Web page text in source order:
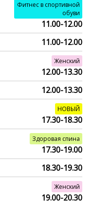
Фитнес в спортивной
обуви
11.00-12.00
11.00-12.00
Женский
12.00-13.30
12.00-13.30
НОВЫЙ
17.30-18.30
Здоровая спина
17.30-19.00
18.30-19.30
Женский
19.00-20.30